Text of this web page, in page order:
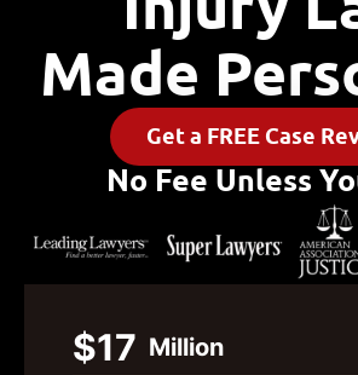
Made
Get a FREE Case
No Fee Unless
$17 Million